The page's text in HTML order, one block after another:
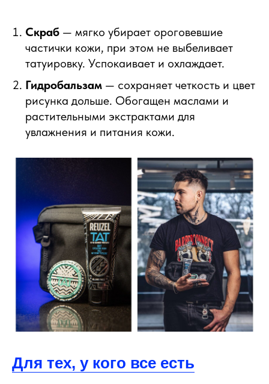
Скраб — мягко убирает ороговевшие
частички кожи, при этом не выбеливает
татуировку. Успокаивает и охлаждает.
Гидробальзам — сохраняет четкость и цвет
рисунка дольше. Обогащен маслами и
растительными экстрактами для
увлажнения и питания кожи.
Для тех, у кого все есть